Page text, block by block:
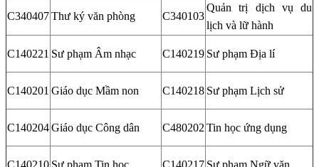
C340407Thư ký văn phòng C340103
Quản trị dịch vụ du
lịch và lữ hành
C140221 Sư phạm Âm nhạc C140219 Sư phạm Địa lí
C140201 Giáo dục Mầm non C140218 Sư phạm Lịch sử
C140204Giáo dục Công dân C480202 Tin học ứng dụng
C140210 Sư phạm Tin học C140217 Sư phạm Ngữ văn